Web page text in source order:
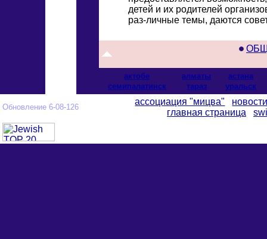
детей и их родителей
раз-личные темы, даются
актобе алматы
астана
cемипалатинск
тараз уральск
Обновление 6-08-126
ассоциация "мицва"
главная страница